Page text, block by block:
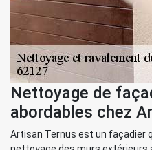
Nettoyage de
abordables chez
Artisan Ternus est un façadier